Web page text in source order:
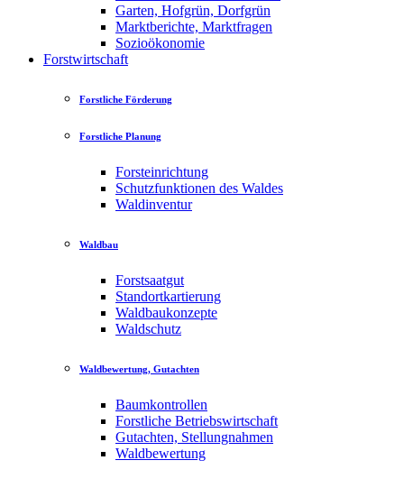
Garten, Hofgrün, Dorfgrün
Marktberichte, Marktfragen
Sozioökonomie
Forstwirtschaft
Forstliche Förderung
Forstliche Planung
Forsteinrichtung
Schutzfunktionen des Waldes
Waldinventur
Waldbau
Forstsaatgut
Standortkartierung
Waldbaukonzepte
Waldschutz
Waldbewertung, Gutachten
Baumkontrollen
Forstliche Betriebswirtschaft
Gutachten, Stellungnahmen
Waldbewertung